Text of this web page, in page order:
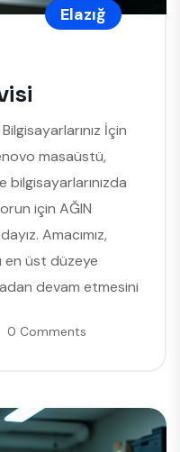
Elazığ
İçin
masaüstü,
için AĞIN
Amacımız,
en üst düzeye
devam etmesini
0 Comments